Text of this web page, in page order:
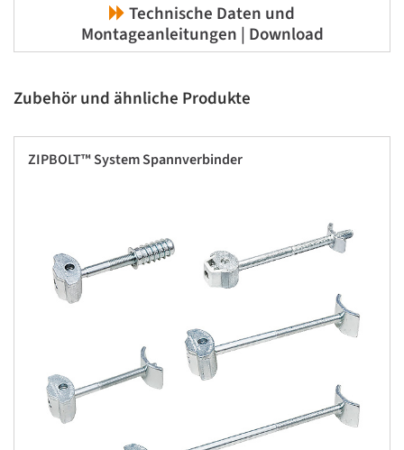
Technische Daten und
Montageanleitungen | Download
Zubehör und ähnliche Produkte
ZIPBOLT™ System Spannverbinder